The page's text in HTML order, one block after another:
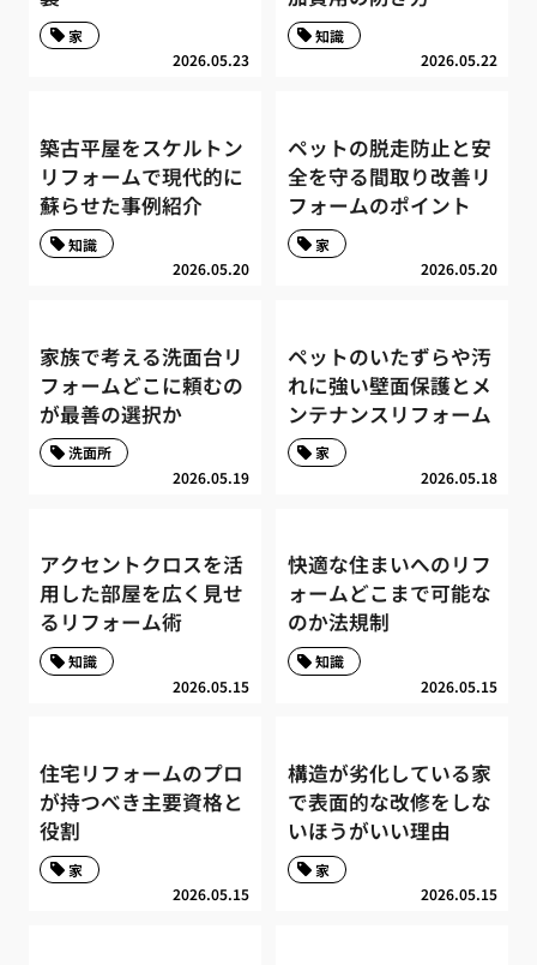
2026.05.23
家
2026.05.22
知識
築古平屋をスケルトン
リフォームで現代的に
蘇らせた事例紹介
2026.05.20
知識
ペットの脱走防止と安
全を守る間取り改善リ
フォームのポイント
2026.05.20
家
家族で考える洗面台リ
フォームどこに頼むの
が最善の選択か
2026.05.19
洗面所
ペットのいたずらや汚
れに強い壁面保護とメ
ンテナンスリフォーム
2026.05.18
家
アクセントクロスを活
用した部屋を広く見せ
るリフォーム術
2026.05.15
知識
快適な住まいへのリフ
ォームどこまで可能な
のか法規制
2026.05.15
知識
住宅リフォームのプロ
が持つべき主要資格と
役割
2026.05.15
家
構造が劣化している家
で表面的な改修をしな
いほうがいい理由
2026.05.15
家